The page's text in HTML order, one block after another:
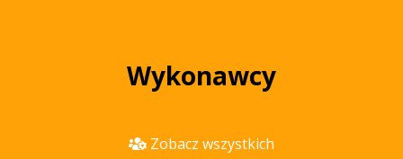
Wykonawcy
Zobacz wszystkich